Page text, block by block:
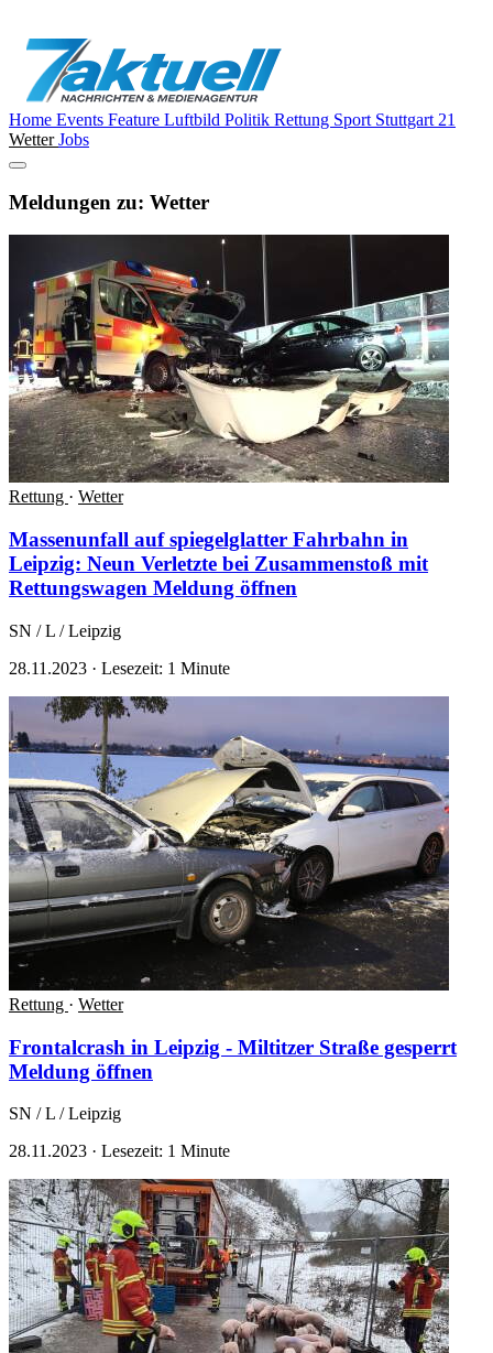
Home Events Feature Luftbild Politik Rettung Sport Stuttgart 21
WetterJobs
Meldungen zu: Wetter
Rettung · Wetter
Massenunfall auf spiegelglatter Fahrbahn in
Leipzig: Neun Verletzte bei Zusammenstoß mit
Rettungswagen Meldung öffnen
SN / L / Leipzig
28.11.2023 · Lesezeit: 1 Minute
Rettung · Wetter
Frontalcrash in Leipzig - Miltitzer Straße gesperrt
Meldung öffnen
SN / L / Leipzig
28.11.2023 · Lesezeit: 1 Minute